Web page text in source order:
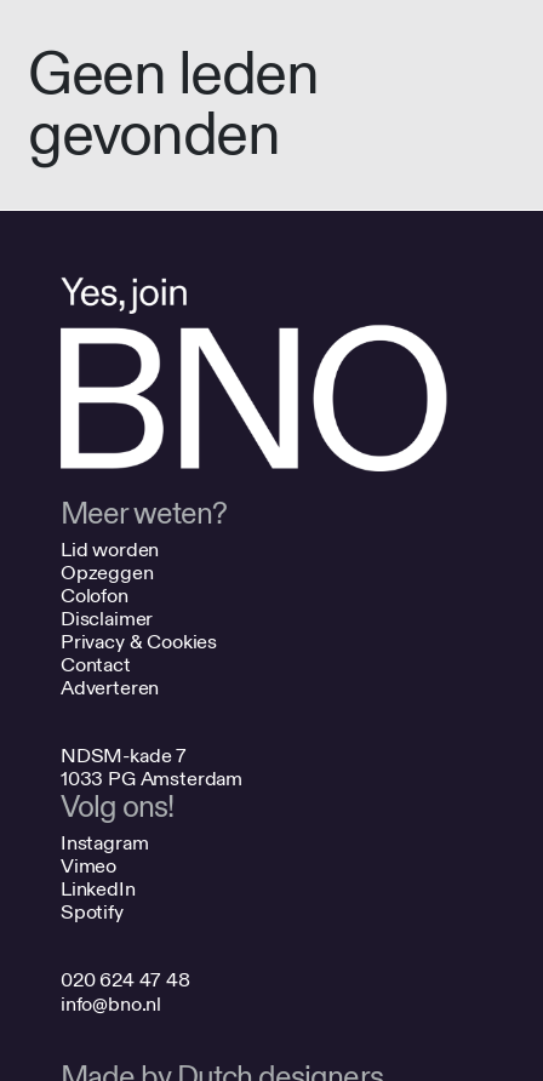
Geen leden
gevonden
Meer weten?
Lid worden
Opzeggen
Colofon
Disclaimer
Privacy & Cookies
Contact
Adverteren
NDSM-kade 7
1033 PG Amsterdam
Volg ons!
Instagram
Vimeo
LinkedIn
Spotify
020 624 47 48
info@bno.nl